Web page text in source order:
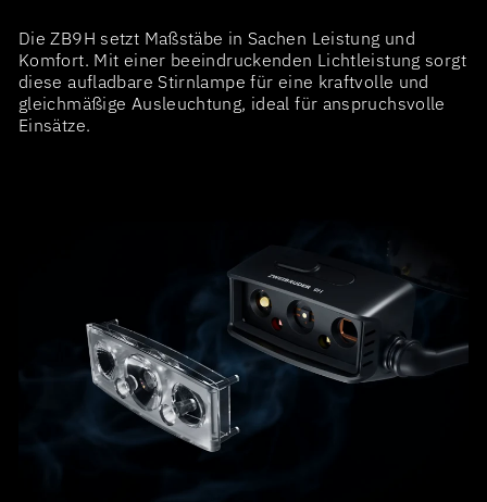
Die ZB9H setzt Maßstäbe in Sachen Leistung und
Komfort. Mit einer beeindruckenden Lichtleistung sorgt
diese aufladbare Stirnlampe für eine kraftvolle und
gleichmäßige Ausleuchtung, ideal für anspruchsvolle
Einsätze.